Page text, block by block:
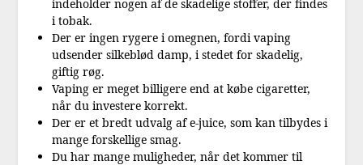
indeholder nogen af de skadelige stoffer, der findes
i tobak.
Der er ingen rygere i omegnen, fordi vaping
udsender silkeblød damp, i stedet for skadelig,
giftig røg.
Vaping er meget billigere end at købe cigaretter,
når du investere korrekt.
Der er et bredt udvalg af e-juice, som kan tilbydes i
mange forskellige smag.
Du har mange muligheder, når det kommer til